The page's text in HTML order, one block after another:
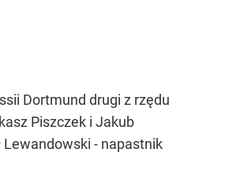
Dortmund drugi z rzędu
Piszczek i Jakub
Lewandowski - napastnik